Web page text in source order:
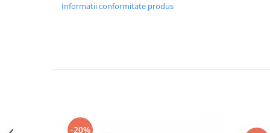
Accesorii rindeleInformatii conformitate produs
-20%